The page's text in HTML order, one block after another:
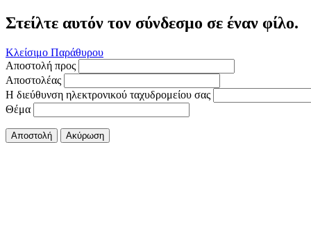
Στείλτε αυτόν τον σύνδεσμο σε έναν φίλο.
Κλείσιμο Παράθυρου
Αποστολή προς
Αποστολέας
Η διεύθυνση ηλεκτρονικού ταχυδρομείου σας
Θέμα
Αποστολή Ακύρωση